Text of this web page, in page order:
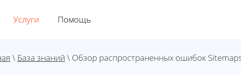
Услуги Помощь
\ База знаний \ Обзор распространенных ошибок